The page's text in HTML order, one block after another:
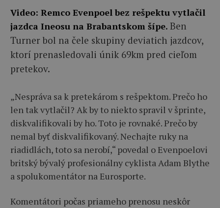
Video: Remco Evenpoel bez rešpektu vytlačil
jazdca Ineosu na Brabantskom šípe. Ben
Turner bol na čele skupiny deviatich jazdcov,
ktorí prenasledovali únik 69km pred cieľom
pretekov.
„Nespráva sa k pretekárom s rešpektom. Prečo ho
len tak vytlačil? Ak by to niekto spravil v šprinte,
diskvalifikovali by ho. Toto je rovnaké. Prečo by
nemal byť diskvalifikovaný. Nechajte ruky na
riadidlách, toto sa nerobí,“ povedal o Evenpoelovi
britský bývalý profesionálny cyklista Adam Blythe
a spolukomentátor na Eurosporte.
Komentátori počas priameho prenosu neskôr